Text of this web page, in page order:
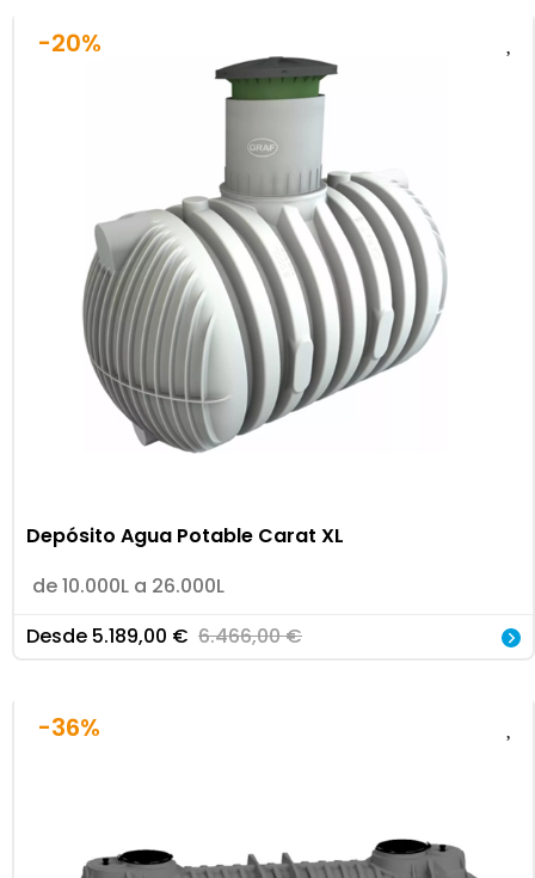
-20%
Depósito Agua Potable Carat XL
de 10.000L a 26.000L
Desde 5.189,00 € 6.466,00€
-36%